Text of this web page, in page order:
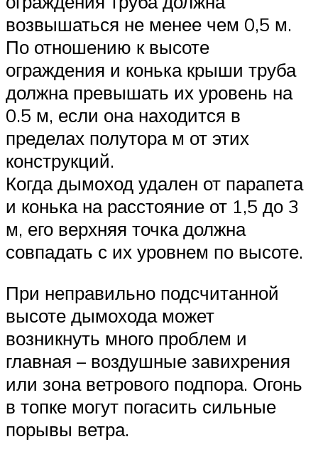
возвышаться не менее чем 0,5 м.
По отношению к высоте
ограждения и конька крыши труба
должна превышать их уровень на
0.5 м, если она находится в
пределах полутора м от этих
конструкций.
Когда дымоход удален от парапета
и конька на расстояние от 1,5 до 3
м, его верхняя точка должна
совпадать с их уровнем по высоте.
При неправильно подсчитанной
высоте дымохода может
возникнуть много проблем и
главная – воздушные завихрения
или зона ветрового подпора. Огонь
в топке могут погасить сильные
порывы ветра.